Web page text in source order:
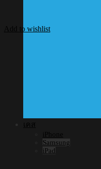
เคส
iPhone
Samsung
iPad
Add to wishlist